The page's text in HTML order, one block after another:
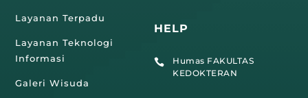
Layanan Terpadu
Layanan Teknologi
Informasi
Galeri Wisuda
HELP

Humas FAKULTAS
KEDOKTERAN